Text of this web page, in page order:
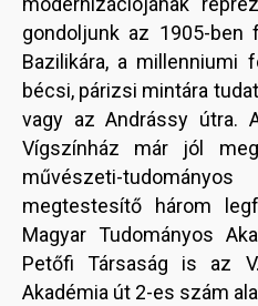
gondoljunk az 1905-
Bazilikára, a millenniumi
bécsi, párizsi mintára
vagy az Andrássy útra.
Vígszínház már jól
művészeti-
megtestesítő három
Magyar Tudományos
Petőfi Társaság is az
Akadémia út 2-es szám